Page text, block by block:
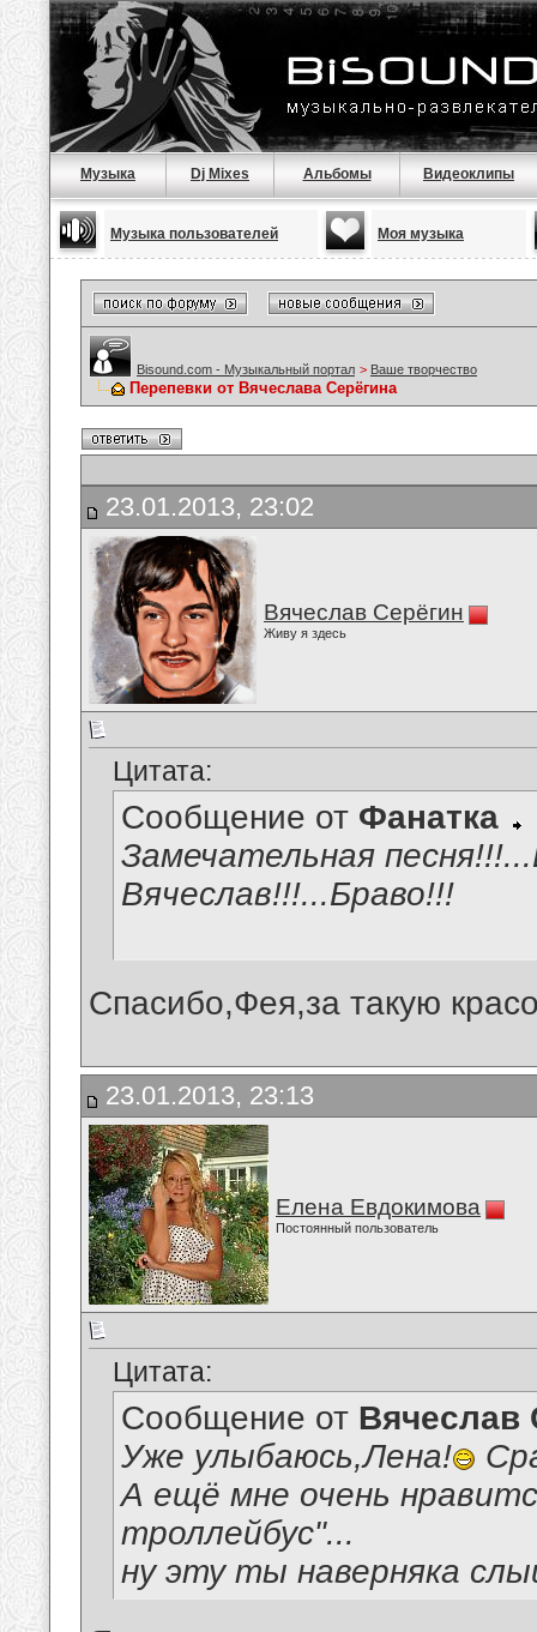
Музыка Dj Mixes Альбомы Видеоклипы
Музыка пользователей Моя музыка
Bisound.com - Музыкальный портал > Ваше творчество
Перепевки от Вячеслава Серёгина
23.01.2013, 23:02
Вячеслав Серёгин
Живу я здесь
Цитата:
Сообщение от Фанатка
Замечательная
Вячеслав!!!...Браво!!!
Спасибо,Фея,за такую
23.01.2013, 23:13
Елена Евдокимова
Постоянный пользователь
Цитата:
Сообщение от Вячеслав
Уже улыбаюсь,Лена!
А ещё мне очень
троллейбус"...
ну эту ты наверняка